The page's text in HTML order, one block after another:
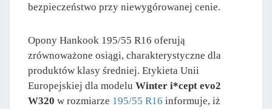
bezpieczeństwo przy niewygórowanej cenie.
Opony Hankook 195/55 R16 oferują
zrównoważone osiągi, charakterystyczne dla
produktów klasy średniej. Etykieta Unii
Europejskiej dla modelu Winter i*cept evo2
W320 w rozmiarze 195/55 R16 informuje, iż